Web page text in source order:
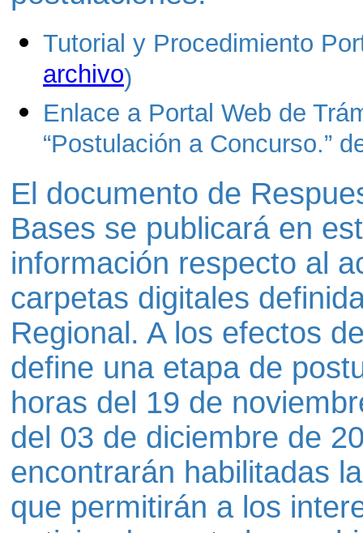
Tutorial y Procedimiento
archivo)
Enlace a Portal Web de
“Postulación a Concurso.”
El documento de
Bases se publicará en
información respecto al
carpetas digitales
Regional. A los efectos
define una etapa de
horas del 19 de
del 03 de diciembre de
encontrarán habilitadas
que permitirán a los